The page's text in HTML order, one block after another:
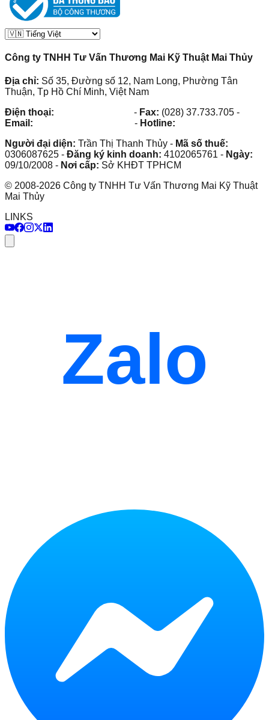
Công ty TNHH Tư Vấn Thương Mai Kỹ Thuật Mai Thủy
Địa chỉ: Số 35, Đường số 12, Nam Long, Phường Tân
Thuận, Tp Hồ Chí Minh, Việt Nam
Điện thoại:
- Fax: (028) 37.733.705 -
Email:
- Hotline:
Người đại diện: Trần Thị Thanh Thủy - Mã số thuế:
0306087625 - Đăng ký kinh doanh: 4102065761 - Ngày:
09/10/2008 - Nơi cấp: Sở KHĐT TPHCM
© 2008-2026 Công ty TNHH Tư Vấn Thương Mai Kỹ Thuật
Mai Thủy
LINKS
Zalo